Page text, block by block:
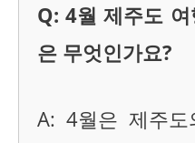
Q: 4월 제주도
은 무엇인가요?
A: 4월은 제주도